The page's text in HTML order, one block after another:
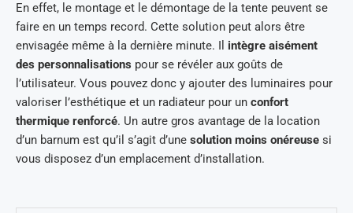
En effet, le montage et le démontage de la tente peuvent se
faire en un temps record. Cette solution peut alors être
envisagée même à la dernière minute. Il intègre aisément
des personnalisations pour se révéler aux goûts de
l’utilisateur. Vous pouvez donc y ajouter des luminaires pour
valoriser l’esthétique et un radiateur pour un confort
thermique renforcé. Un autre gros avantage de la location
d’un barnum est qu’il s’agit d’une solution moins onéreuse si
vous disposez d’un emplacement d’installation.